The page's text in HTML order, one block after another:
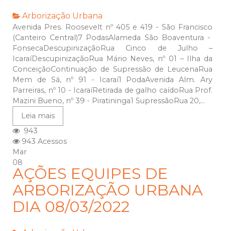
Arborização Urbana
Avenida Pres. Roosevelt nº 405 e 419 - São Francisco
(Canteiro Central)7 PodasAlameda São Boaventura -
FonsecaDescupinizaçãoRua Cinco de Julho –
IcaraíDescupinizaçãoRua Mário Neves, nº 01 – Ilha da
ConceiçãoContinuação de Supressão de LeucenaRua
Mem de Sá, nº 91 - Icaraí1 PodaAvenida Alm. Ary
Parreiras, nº 10 - IcaraíRetirada de galho caídoRua Prof.
Mazini Bueno, nº 39 - Piratininga1 SupressãoRua 20,...
Leia mais
943
943 Acessos
Mar
08
AÇÕES EQUIPES DE
ARBORIZAÇÃO URBANA
DIA 08/03/2022